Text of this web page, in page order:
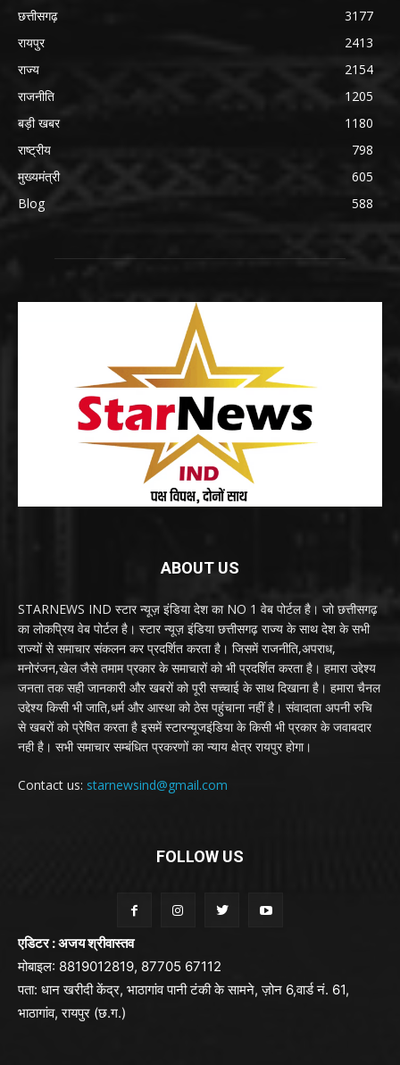
छत्तीसगढ़
3177
रायपुर
2413
राज्य
2154
राजनीति
1205
बड़ी खबर
1180
राष्ट्रीय
798
मुख्यमंत्री
605
Blog
588
ABOUT US
STARNEWS IND स्टार न्यूज़ इंडिया देश का NO 1 वेब पोर्टल है। जो छत्तीसगढ़
का लोकप्रिय वेब पोर्टल है। स्टार न्यूज़ इंडिया छत्तीसगढ़ राज्य के साथ देश के सभी
राज्यों से समाचार संकलन कर प्रदर्शित करता है। जिसमें राजनीति,अपराध,
मनोरंजन,खेल जैसे तमाम प्रकार के समाचारों को भी प्रदर्शित करता है। हमारा उद्देश्य
जनता तक सही जानकारी और खबरों को पूरी सच्चाई के साथ दिखाना है। हमारा चैनल
उद्देश्य किसी भी जाति,धर्म और आस्था को ठेस पहुंचाना नहीं है। संवादाता अपनी रुचि
से खबरों को प्रेषित करता है इसमें स्टारन्यूजइंडिया के किसी भी प्रकार के जवाबदार
नही है। सभी समाचार सम्बंधित प्रकरणों का न्याय क्षेत्र रायपुर होगा।
Contact us: starnewsind@gmail.com
FOLLOW US
एडिटर : अजय श्रीवास्तव
मोबाइल: 8819012819, 87705 67112
पता: धान खरीदी केंद्र, भाठागांव पानी टंकी के सामने, ज़ोन 6,वार्ड नं. 61,
भाठागांव, रायपुर (छ.ग.)